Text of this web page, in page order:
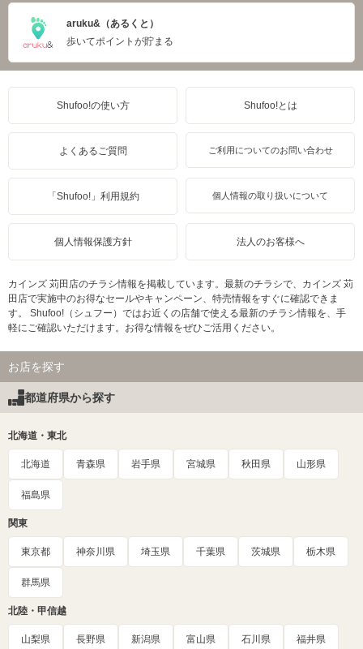
aruku&（あるくと）
歩いてポイントが貯まる
Shufoo!の使い方 Shufoo!とは
よくあるご質問 ご利用についてのお問い合わせ
「Shufoo!」利用規約 個人情報の取り扱いについて
個人情報保護方針 法人のお客様へ
カインズ 苅田店のチラシ情報を掲載しています。最新のチラシで、カインズ 苅
田店で実施中のお得なセールやキャンペーン、特売情報をすぐに確認できま
す。 Shufoo!（シュフー）ではお近くの店舗で使える最新のチラシ情報を、手
軽にご確認いただけます。お得な情報をぜひご活用ください。
お店を探す
都道府県から探す
北海道・東北
北海道 青森県 岩手県 宮城県 秋田県 山形県
福島県
関東
東京都 神奈川県 埼玉県 千葉県 茨城県 栃木県
群馬県
北陸・甲信越
山梨県 長野県 新潟県 富山県 石川県 福井県